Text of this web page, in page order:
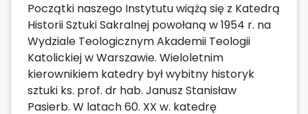
Początki naszego Instytutu wiążą się z Katedrą
Historii Sztuki Sakralnej powołaną w 1954 r. na
Wydziale Teologicznym Akademii Teologii
Katolickiej w Warszawie. Wieloletnim
kierownikiem katedry był wybitny historyk
sztuki ks. prof. dr hab. Janusz Stanisław
Pasierb. W latach 60. XX w. katedrę